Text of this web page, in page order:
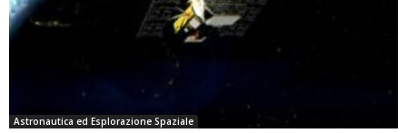
Astronautica ed Esplorazione Spaziale